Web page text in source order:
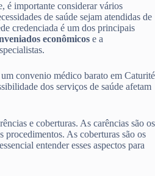
é importante considerar vários
de saúde sejam atendidas de
credenciada é um dos principais
econômicos e a
convenio médico barato em Caturité
dos serviços de saúde afetam
e coberturas. As carências são os
procedimentos. As coberturas são os
entender esses aspectos para